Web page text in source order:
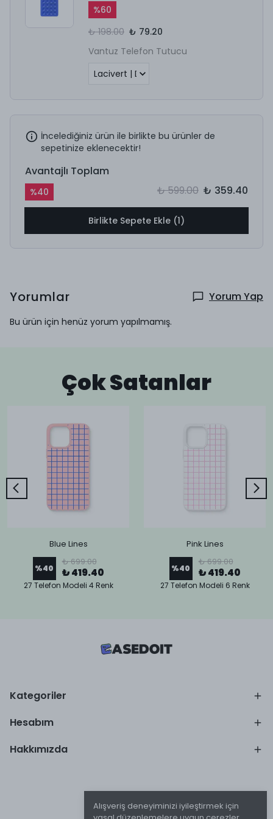
Alışveriş deneyiminizi iyileştirmek için
%60
₺ 198.00 ₺ 79.20
Vantuz Telefon Tutucu
İncelediğiniz ürün ile birlikte bu ürünler de
sepetinize eklenecektir!
Avantajlı Toplam
%40 ₺ 599.00 ₺ 359.40
Birlikte Sepete Ekle (1)
Yorumlar Yorum Yap
Bu ürün için henüz yorum yapılmamış.
Çok Satanlar
Blue Lines
%40
₺ 699.00
₺ 419.40
27 Telefon Modeli 4 Renk
Pink Lines
%40
₺ 699.00
₺ 419.40
27 Telefon Modeli 6 Renk
Kategoriler
Hesabım
Hakkımızda